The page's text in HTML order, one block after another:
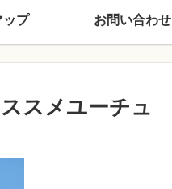
プ お問い合わせ
スメユーチュ